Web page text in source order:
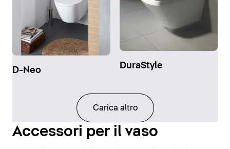
D-Neo
DuraStyle
Carica altro
Accessori per il vaso